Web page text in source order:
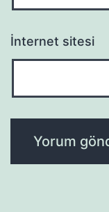
İnternet sitesi